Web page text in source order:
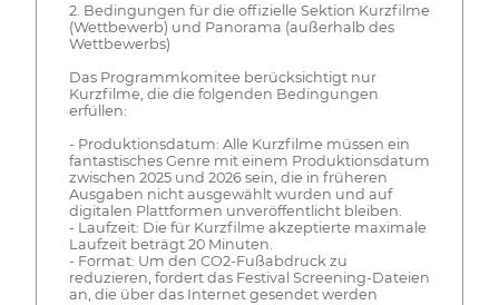
2. Bedingungen für die offizielle Sektion Kurzfilme
(Wettbewerb) und Panorama (außerhalb des
Wettbewerbs)
Das Programmkomitee berücksichtigt nur
Kurzfilme, die die folgenden Bedingungen
erfüllen:
- Produktionsdatum: Alle Kurzfilme müssen ein
fantastisches Genre mit einem Produktionsdatum
zwischen 2025 und 2026 sein, die in früheren
Ausgaben nicht ausgewählt wurden und auf
digitalen Plattformen unveröffentlicht bleiben.
- Laufzeit: Die für Kurzfilme akzeptierte maximale
Laufzeit beträgt 20 Minuten.
- Format: Um den CO2-Fußabdruck zu
reduzieren, fordert das Festival Screening-Dateien
an, die über das Internet gesendet werden